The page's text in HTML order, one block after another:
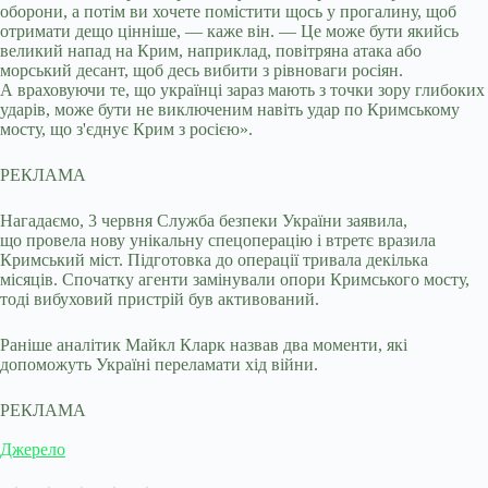
оборони, а потім ви хочете помістити щось у прогалину, щоб
отримати дещо цінніше, — каже він. — Це може бути якийсь
великий напад на Крим, наприклад, повітряна атака або
морський десант, щоб десь вибити з рівноваги росіян.
А враховуючи те, що українці зараз мають з точки зору глибоких
ударів, може бути не виключеним навіть удар по Кримському
мосту, що з'єднує Крим з росією».
РЕКЛАМА
Нагадаємо, 3 червня Служба безпеки України заявила,
що провела нову унікальну спецоперацію і втретє вразила
Кримський міст. Підготовка до операції тривала декілька
місяців. Спочатку агенти замінували опори Кримського мосту,
тоді вибуховий пристрій був активований.
Раніше аналітик Майкл Кларк назвав два моменти, які
допоможуть Україні переламати хід війни.
РЕКЛАМА
Джерело